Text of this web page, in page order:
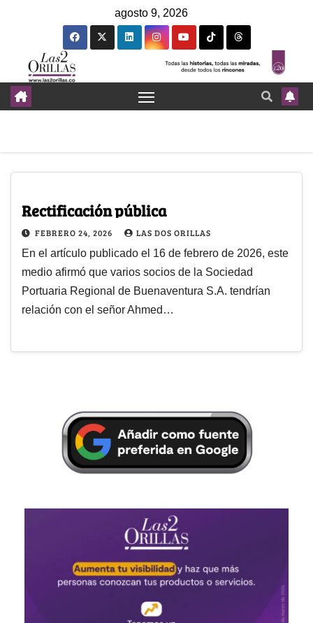
agosto 9, 2026
Rectificación pública
FEBRERO 24, 2026 LAS DOS ORILLAS
En el artículo publicado el 16 de febrero de 2026, este
medio afirmó que varios socios de la Sociedad
Portuaria Regional de Buenaventura S.A. tendrían
relación con el señor Ahmed…